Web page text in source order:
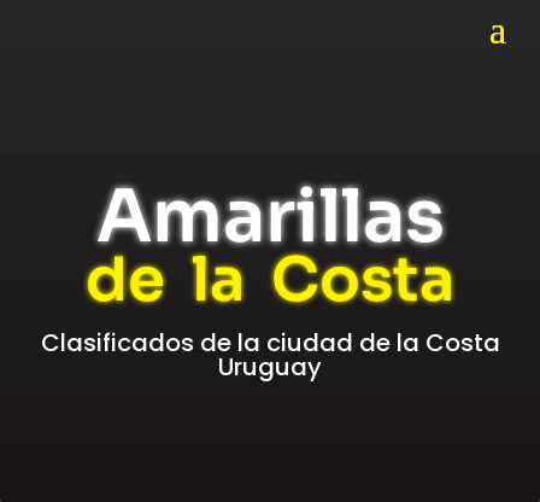
Amarillas
de la Costa
Clasificados de la ciudad de la Costa
Uruguay